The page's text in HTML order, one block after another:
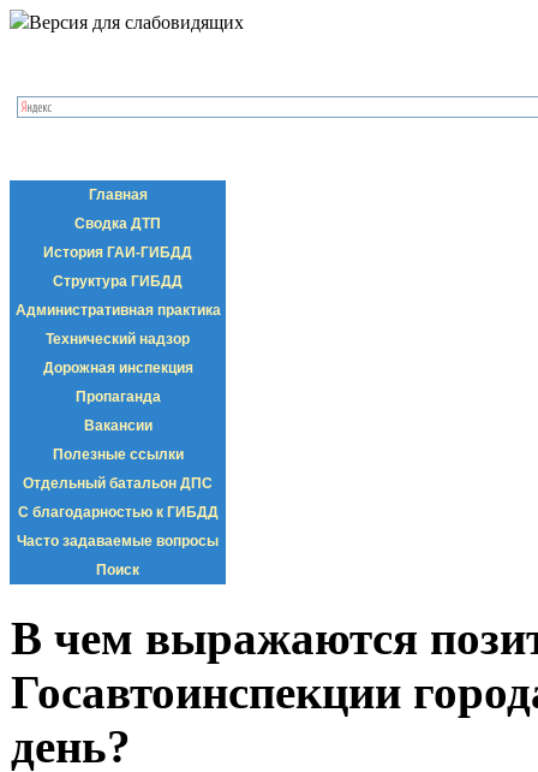
Версия для слабовидящих
Главная
Сводка ДТП
История ГАИ-ГИБДД
Структура ГИБДД
Административная практика
Технический надзор
Дорожная инспекция
Пропаганда
Вакансии
Полезные ссылки
Отдельный батальон ДПС
С благодарностью к ГИБДД
Часто задаваемые вопросы
Поиск
В чем выражаются
Госавтоинспекции
день?